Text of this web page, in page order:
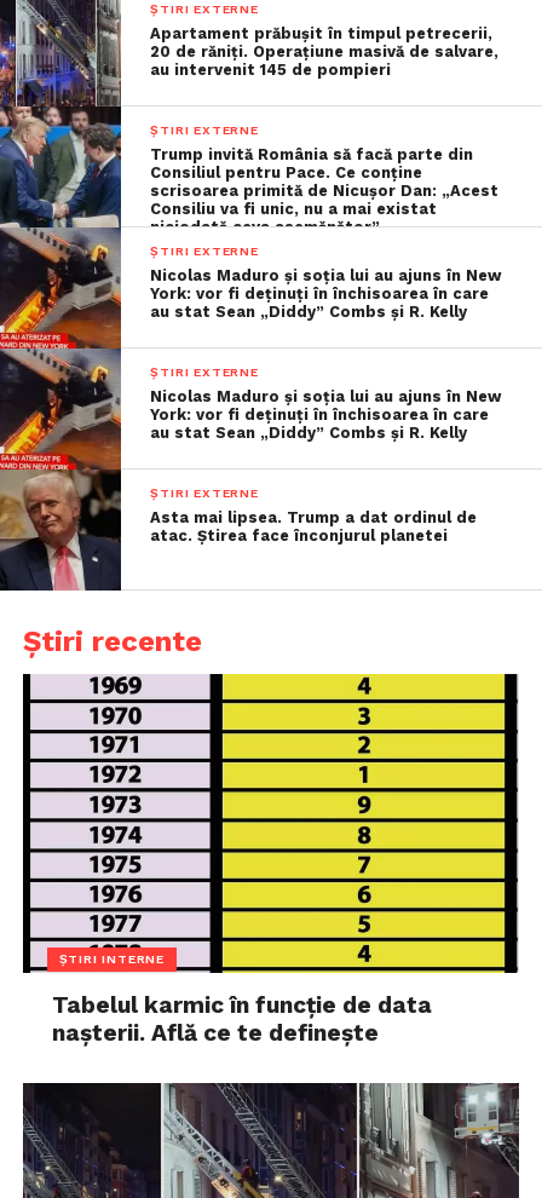
ȘTIRI EXTERNE
Apartament prăbușit în timpul petrecerii,
20 de răniți. Operațiune masivă de salvare,
au intervenit 145 de pompieri
ȘTIRI EXTERNE
Trump invită România să facă parte din
Consiliul pentru Pace. Ce conține
scrisoarea primită de Nicușor Dan: „Acest
Consiliu va fi unic, nu a mai existat
niciodată ceva asemănător”
ȘTIRI EXTERNE
Nicolas Maduro și soția lui au ajuns în New
York: vor fi deținuți în închisoarea în care
au stat Sean „Diddy” Combs și R. Kelly
ȘTIRI EXTERNE
Nicolas Maduro și soția lui au ajuns în New
York: vor fi deținuți în închisoarea în care
au stat Sean „Diddy” Combs și R. Kelly
ȘTIRI EXTERNE
Asta mai lipsea. Trump a dat ordinul de
atac. Știrea face înconjurul planetei
Știri recente
ȘTIRI INTERNE
Tabelul karmic în funcție de data
nașterii. Află ce te definește